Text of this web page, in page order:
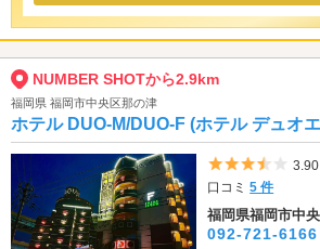
NUMBER SHOTから2.9km
福岡県 福岡市中央区那の津
ホテル DUO-M/DUO-F (ホテル デュオ
5つ
3.90
口コミ5 件
福岡県福岡市中
092-721-6166